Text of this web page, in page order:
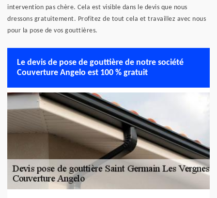
intervention pas chère. Cela est visible dans le devis que nous
dressons gratuitement. Profitez de tout cela et travaillez avec nous
pour la pose de vos gouttières.
Le devis de pose de gouttière de notre société
Couverture Angelo est 100 % gratuit